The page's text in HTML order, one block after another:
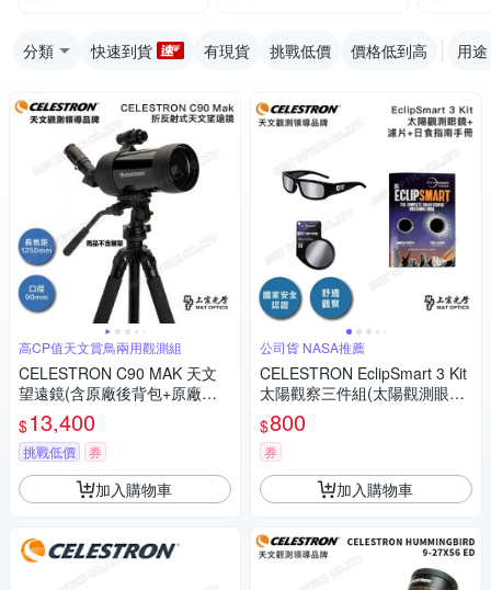
分類 快速到貨 有現貨 挑戰低價 價格低到高 用途
高CP值天文賞鳥兩用觀測組
CELESTRON C90 MAK 天文
望遠鏡(含原廠後背包+原廠油
壓腳架）上宸光學台灣總代理
$13,400
挑戰低價 券
加入購物車
公司貨 NASA推薦
CELESTRON EclipSmart 3 Kit
太陽觀察三件組(太陽觀測眼鏡
+濾片+日食指南手冊) - 上宸光
學台灣總代理
$800
券
加入購物車